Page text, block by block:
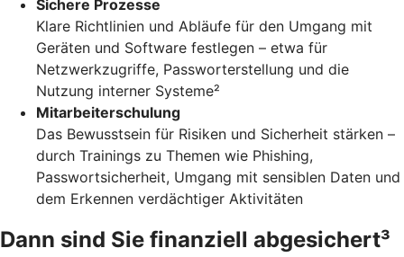
Sichere Prozesse
Klare Richtlinien und Abläufe für den Umgang mit
Geräten und Software festlegen – etwa für
Netzwerkzugriffe, Passworterstellung und die
Nutzung interner Systeme²
Mitarbeiterschulung
Das Bewusstsein für Risiken und Sicherheit stärken –
durch Trainings zu Themen wie Phishing,
Passwortsicherheit, Umgang mit sensiblen Daten und
dem Erkennen verdächtiger Aktivitäten
Dann sind Sie finanziell abgesichert³